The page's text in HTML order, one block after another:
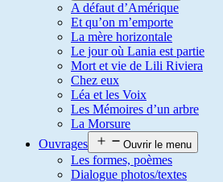
A défaut d’Amérique
Et qu’on m’emporte
La mère horizontale
Le jour où Lania est partie
Mort et vie de Lili Riviera
Chez eux
Léa et les Voix
Les Mémoires d’un arbre
La Morsure
Ouvrages
Ouvrir le menu
Les formes, poèmes
Dialogue photos/textes